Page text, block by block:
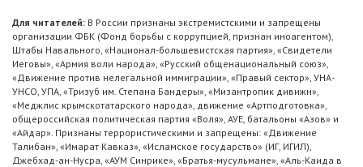
Для читателей: В России признаны экстремистскими и запрещены
организации ФБК (Фонд борьбы с коррупцией, признан иноагентом),
Штабы Навального, «Национал-большевистская партия», «Свидетели
Иеговы», «Армия воли народа», «Русский общенациональный союз»,
«Движение против нелегальной иммиграции», «Правый сектор», УНА-
УНСО, УПА, «Тризуб им. Степана Бандеры», «Мизантропик дивижн»,
«Меджлис крымскотатарского народа», движение «Артподготовка»,
общероссийская политическая партия «Воля», АУЕ, батальоны «Азов» и
«Айдар». Признаны террористическими и запрещены: «Движение
Талибан», «Имарат Кавказ», «Исламское государство» (ИГ, ИГИЛ),
Джебхад-ан-Нусра, «АУМ Синрике», «Братья-мусульмане», «Аль-Каида в